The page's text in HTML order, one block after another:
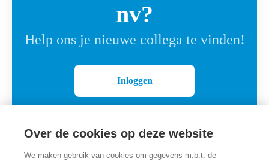
Over de cookies op deze website
We maken gebruik van cookies om gegevens m.b.t. de
nv?
Help ons je nieuwe collega te vinden!
Inloggen